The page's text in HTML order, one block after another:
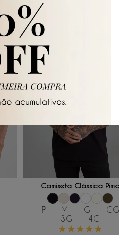
ADICIONAR AO CARRINHO
Camiseta Clássica Pima
P M G
GG
3G
4G
★★★★★